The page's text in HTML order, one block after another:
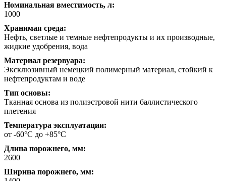
Номинальная вместимость, л:
1000
Хранимая среда:
Нефть, светлые и темные нефтепродукты и их производные,
жидкие удобрения, вода
Материал резервуара:
Эксклюзивный немецкий полимерный материал, стойкий к
нефтепродуктам и воде
Тип основы:
Тканная основа из полиэстровой нити баллистического
плетения
Температура эксплуатации:
от -60°С до +85°С
Длина порожнего, мм:
2600
Ширина порожнего, мм: